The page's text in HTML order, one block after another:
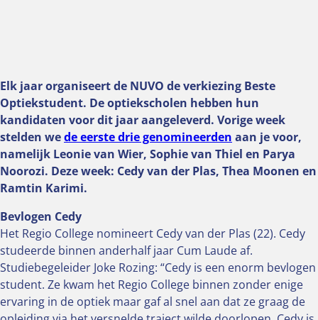
Elk jaar organiseert de NUVO de verkiezing Beste
Optiekstudent. De optiekscholen hebben hun
kandidaten voor dit jaar aangeleverd. Vorige week
stelden wede eerste drie genomineerden aan je voor,
namelijk Leonie van Wier, Sophie van Thiel en Parya
Noorozi. Deze week: Cedy van der Plas, Thea Moonen en
Ramtin Karimi.
Bevlogen Cedy
Het Regio College nomineert Cedy van der Plas (22). Cedy
studeerde binnen anderhalf jaar Cum Laude af.
Studiebegeleider Joke Rozing: “Cedy is een enorm bevlogen
student. Ze kwam het Regio College binnen zonder enige
ervaring in de optiek maar gaf al snel aan dat ze graag de